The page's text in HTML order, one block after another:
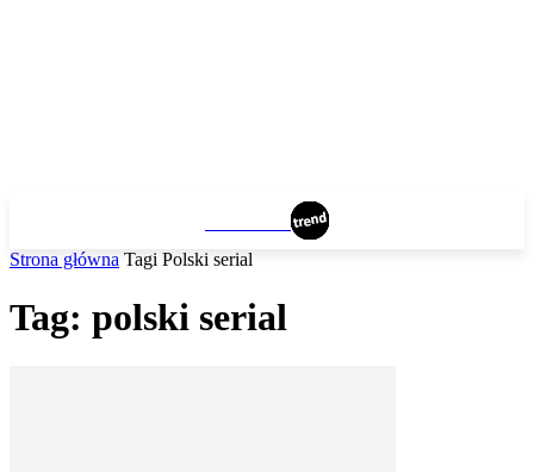
Strona główna Tagi Polski serial
Tag: polski serial